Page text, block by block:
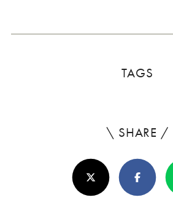
TAGS
\ SHARE /
X(Twitter)Facebook